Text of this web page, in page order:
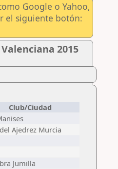
Google o Yahoo,
el siguiente botón:
2015
Club/Ciudad
Ajedrez Murcia
Jumilla